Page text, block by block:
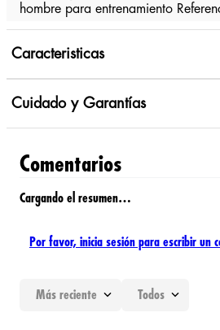
hombre para entrenamiento
Caracteristicas
Cuidado y Garantías
Comentarios
Cargando el resumen…
Por favor, inicia sesión para escribir un
Más reciente Todos